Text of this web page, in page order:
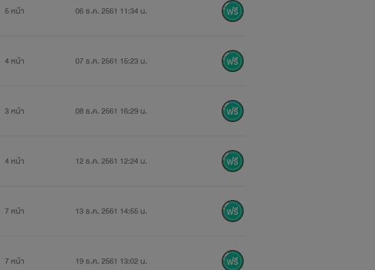
บคุณที่สนับสนุนจ้า
5 หน้า 06 ธ.ค. 2561 11:34 น.
4 หน้า 07 ธ.ค. 2561 15:23 น.
3 หน้า 08 ธ.ค. 2561 16:29 น.
4 หน้า 12 ธ.ค. 2561 12:24 น.
7 หน้า 13 ธ.ค. 2561 14:55 น.
7 หน้า 19 ธ.ค. 2561 13:02 น.